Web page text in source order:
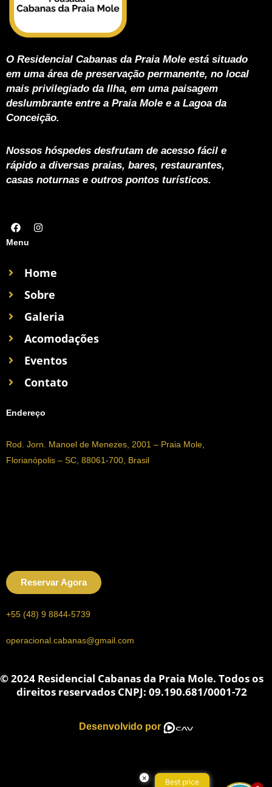
O Residencial Cabanas da Praia Mole está situado
em uma área de preservação permanente, no local
mais privilegiado da Ilha, em uma paisagem
deslumbrante entre a Praia Mole e a Lagoa da
Conceição.
Nossos hóspedes desfrutam de acesso fácil e
rápido a diversas praias, bares, restaurantes,
casas noturnas e outros pontos turísticos.
F
a
c
I
n
g
r
a
m
Menu
Home
Sobre
Galeria
Acomodações
Eventos
Contato
Endereço
Rod. Jorn. Manoel de Menezes, 2001 – Praia Mole,
Florianópolis – SC, 88061-700, Brasil
Reservar Agora
+55 (48) 9 8844-5739
operacional.cabanas@gmail.com
© 2024 Residencial Cabanas da Praia Mole. Todos os
direitos reservados CNPJ: 09.190.681/0001-72
Desenvolvido por
× Best price